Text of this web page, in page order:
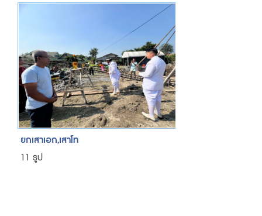
ยกเสาเอก,เสาโท
11 รูป